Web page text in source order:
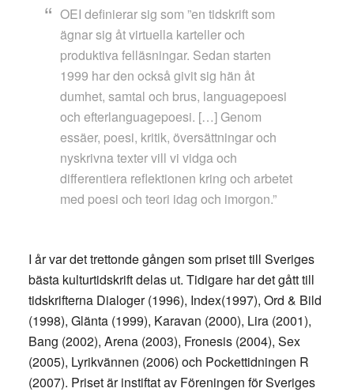
OEI definierar sig som ”en tidskrift som
ägnar sig åt virtuella karteller och
produktiva felläsningar. Sedan starten
1999 har den också givit sig hän åt
dumhet, samtal och brus, languagepoesi
och efterlanguagepoesi. […] Genom
essäer, poesi, kritik, översättningar och
nyskrivna texter vill vi vidga och
differentiera reflektionen kring och arbetet
med poesi och teori idag och imorgon.”
I år var det trettonde gången som priset till Sveriges
bästa kulturtidskrift delas ut. Tidigare har det gått till
tidskrifterna Dialoger (1996), Index(1997), Ord & Bild
(1998), Glänta (1999), Karavan (2000), Lira (2001),
Bang (2002), Arena (2003), Fronesis (2004), Sex
(2005), Lyrikvännen (2006) och Pockettidningen R
(2007). Priset är instiftat av Föreningen för Sveriges